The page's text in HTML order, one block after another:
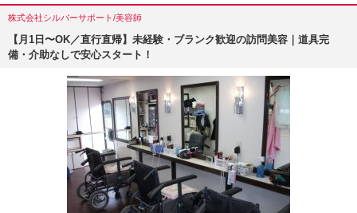
株式会社シルバーサポート/美容師
【月1日〜OK／直行直帰】未経験・ブランク歓迎の訪問美容｜道具完
備・介助なしで安心スタート！